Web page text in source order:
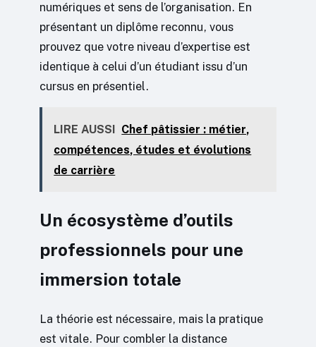
numériques et sens de l’organisation. En
présentant un diplôme reconnu, vous
prouvez que votre niveau d’expertise est
identique à celui d’un étudiant issu d’un
cursus en présentiel.
LIRE AUSSI Chef pâtissier : métier,
compétences, études et évolutions
de carrière
Un écosystème d’outils
professionnels pour une
immersion totale
La théorie est nécessaire, mais la pratique
est vitale. Pour combler la distance